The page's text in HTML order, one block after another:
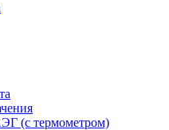
(с термометром)